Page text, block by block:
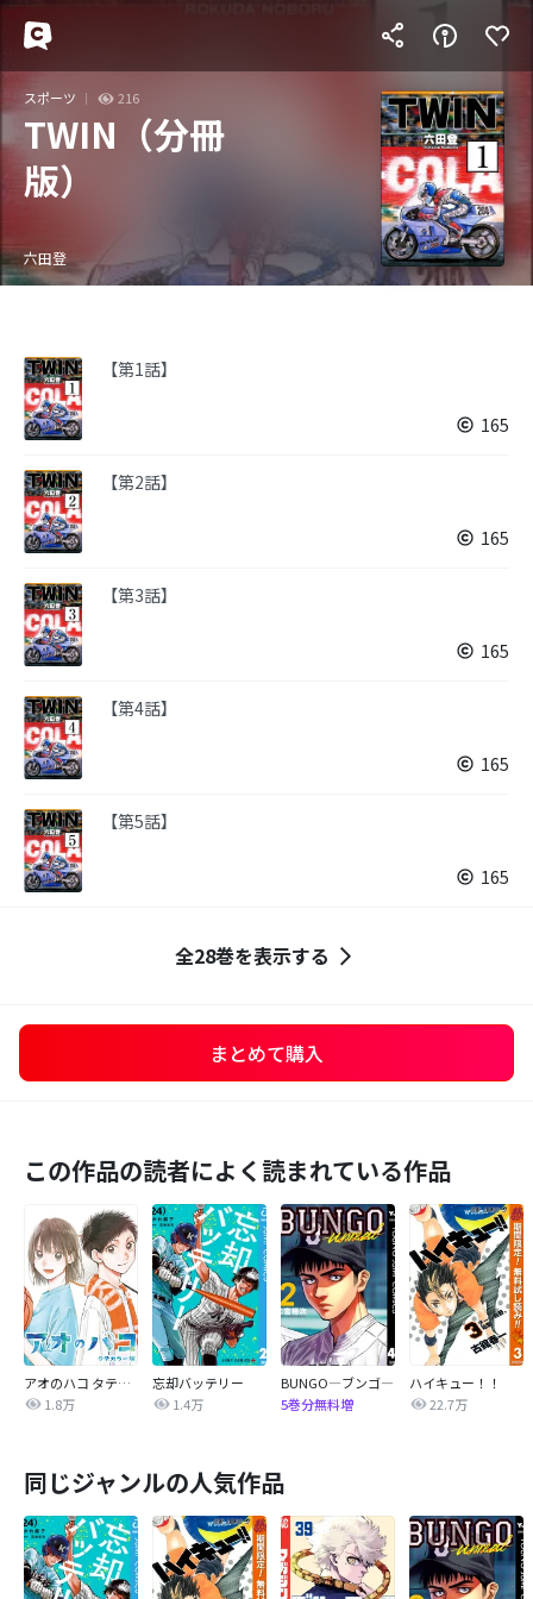
スポーツ 216
TWIN（分冊
版）
六田登
【第1話】
165
【第2話】
165
【第3話】
165
【第4話】
165
【第5話】
165
全28巻を表示する
まとめて購入
この作品の読者によく読まれている作品
アオのハコ タテカラー版【タテヨミ】
1.8万
忘却バッテリー
1.4万
BUNGO―ブンゴ―
5巻分無料増
ハイキュー！！
22.7万
同じジャンルの人気作品